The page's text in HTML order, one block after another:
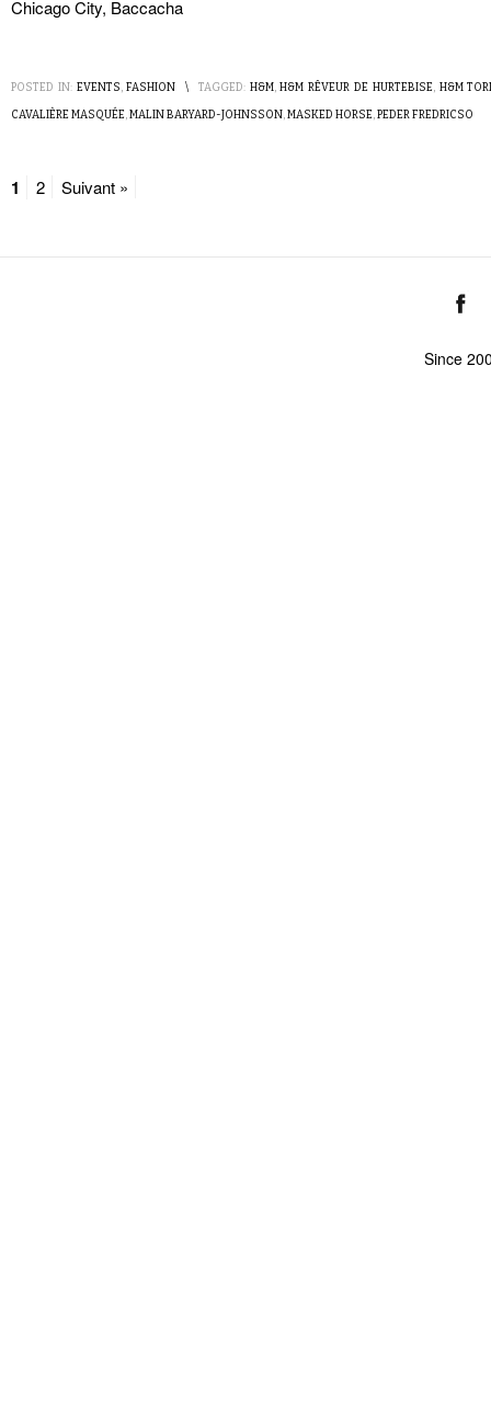
Chicago City, Baccacha
POSTED IN: EVENTS,FASHION \ TAGGED: H&M,H&M RÊVEUR DE HURTEBISE, H&M
CAVALIÈRE MASQUÉE,MALIN BARYARD-JOHNSSON,MASKED HORSE,PEDER FREDRICSO
1 2 Suivant »
Since